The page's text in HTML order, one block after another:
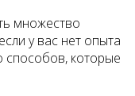
множество
у вас нет опыта
способов, которые